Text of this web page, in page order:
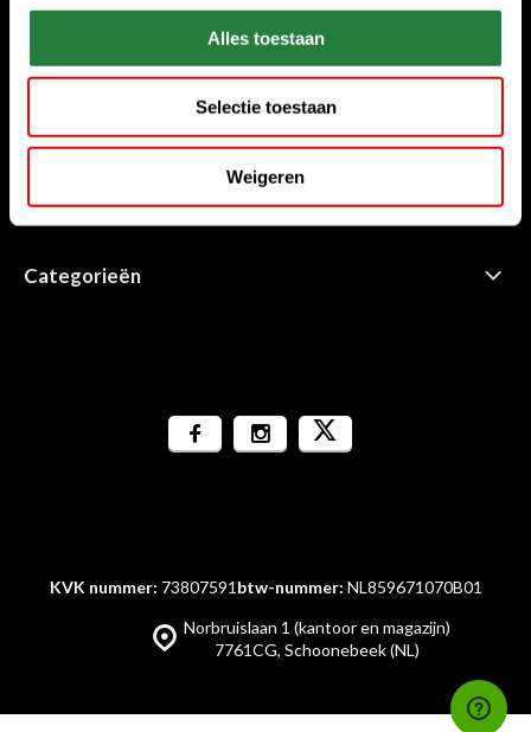
Alles toestaan
Selectie toestaan
Weigeren
Stuur ons een e-mail
sales@golfdriver.nl
Klantenservice
Informatie
Categorieën
Norbruislaan 1 (kantoor en magazijn)
7761CG, Schoonebeek (NL)
KVK nummer: 73807591 btw-nummer: NL859671070B01